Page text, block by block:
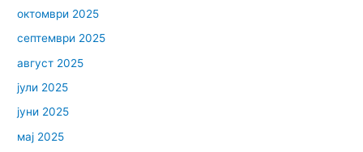
октомври 2025
септември 2025
август 2025
јули 2025
јуни 2025
мај 2025